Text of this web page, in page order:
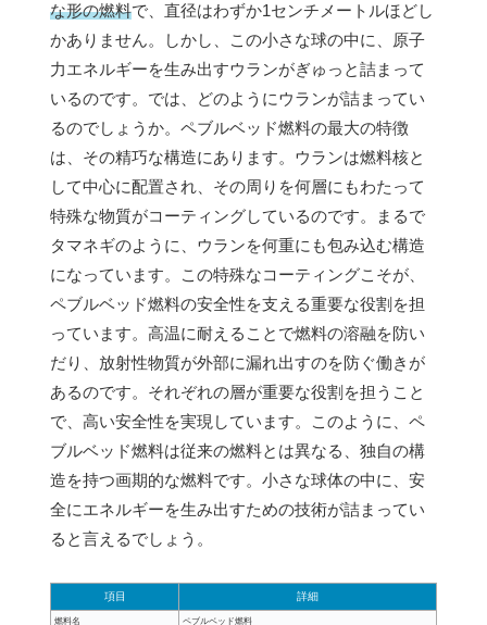
な形の燃料で、直径はわずか1センチメートルほどし
かありません。しかし、この小さな球の中に、原子
力エネルギーを生み出すウランがぎゅっと詰まって
いるのです。では、どのようにウランが詰まってい
るのでしょうか。ペブルベッド燃料の最大の特徴
は、その精巧な構造にあります。ウランは燃料核と
して中心に配置され、その周りを何層にもわたって
特殊な物質がコーティングしているのです。まるで
タマネギのように、ウランを何重にも包み込む構造
になっています。この特殊なコーティングこそが、
ペブルベッド燃料の安全性を支える重要な役割を担
っています。高温に耐えることで燃料の溶融を防い
だり、放射性物質が外部に漏れ出すのを防ぐ働きが
あるのです。それぞれの層が重要な役割を担うこと
で、高い安全性を実現しています。このように、ペ
ブルベッド燃料は従来の燃料とは異なる、独自の構
造を持つ画期的な燃料です。小さな球体の中に、安
全にエネルギーを生み出すための技術が詰まってい
ると言えるでしょう。
項目 詳細
燃料名 ペブルベッド燃料